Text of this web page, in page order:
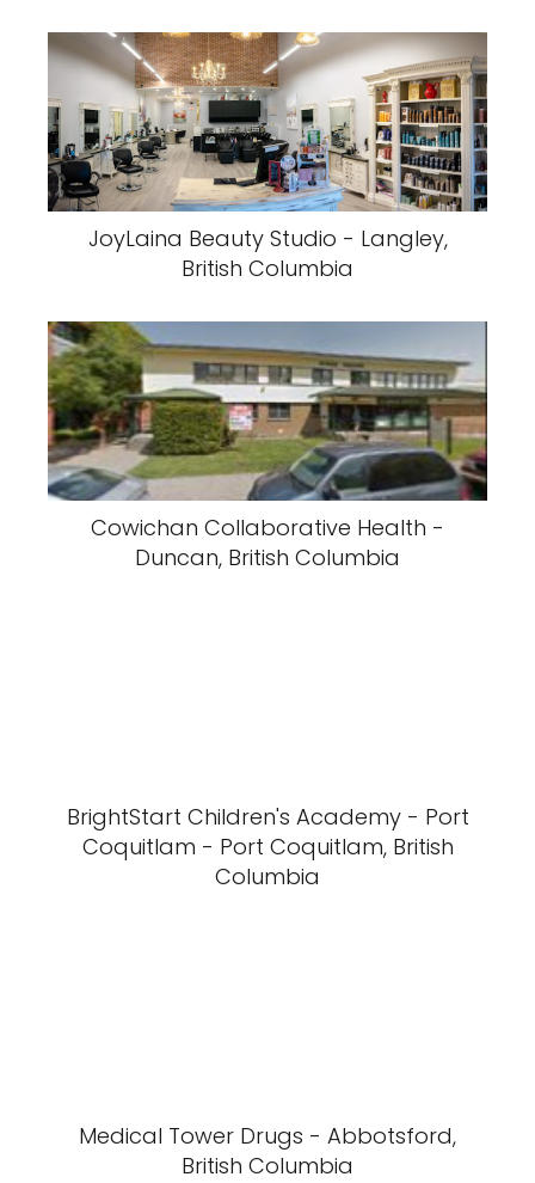
JoyLaina Beauty Studio - Langley,
British Columbia
Cowichan Collaborative Health -
Duncan, British Columbia
BrightStart Children's Academy - Port
Coquitlam - Port Coquitlam, British
Columbia
Medical Tower Drugs - Abbotsford,
British Columbia